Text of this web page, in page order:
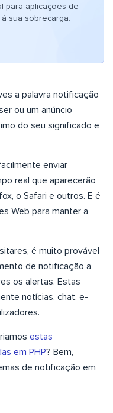
para aplicações de
sua sobrecarga.
a palavra notificação
ou um anúncio
do seu significado e
enviar
real que aparecerão
o Safari e outros. E é
Web para manter a
é muito provável
de notificação a
os alertas. Estas
notícias, chat, e-
estas
em PHP? Bem,
de notificação em